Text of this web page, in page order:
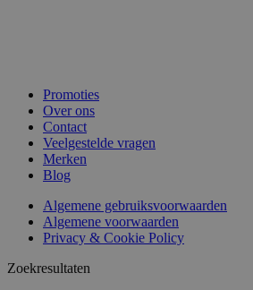
Promoties
Over ons
Contact
Veelgestelde vragen
Merken
Blog
Algemene gebruiksvoorwaarden
Algemene voorwaarden
Privacy & Cookie Policy
Zoekresultaten